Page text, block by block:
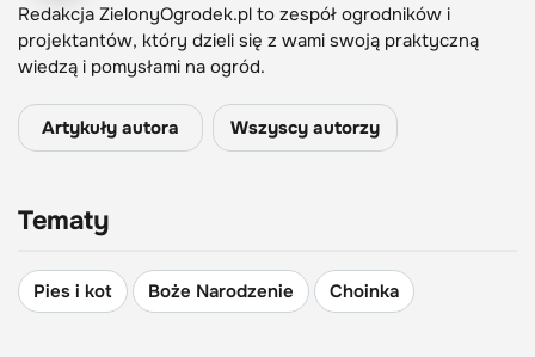
Redakcja ZielonyOgrodek.pl to zespół ogrodników i
projektantów, który dzieli się z wami swoją praktyczną
wiedzą i pomysłami na ogród.
Artykuły autora Wszyscy autorzy
Tematy
Pies i kot Boże Narodzenie Choinka